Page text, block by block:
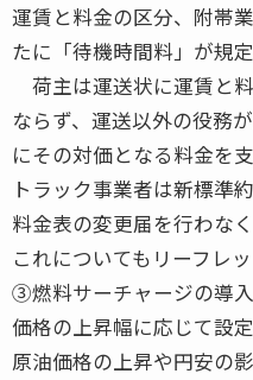
運賃と料金の区分、附帯
たに「待機時間料」が規定
荷主は運送状に運賃と
ならず、運送以外の役務
にその対価となる料金を
トラック事業者は新標準
料金表の変更届を行わな
これについてもリーフレ
③燃料サーチャージの導
価格の上昇幅に応じて設
原油価格の上昇や円安の